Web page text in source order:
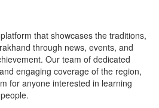
that showcases the traditions,
through news, events, and
Our team of dedicated
engaging coverage of the region,
for anyone interested in learning